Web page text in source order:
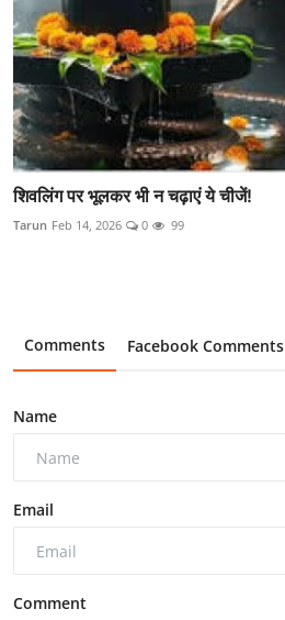
शिवलिंग पर भूलकर भी न चढ़ाएं ये चीजें!
Tarun Feb 14, 2026 0 99
Comments Facebook Comments
Name
Email
Comment